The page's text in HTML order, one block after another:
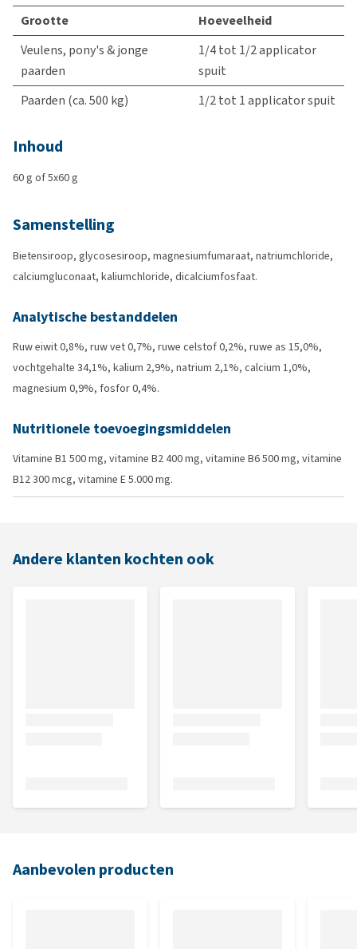
Grootte
Hoeveelheid
Veulens, pony's & jonge
paarden
1/4 tot 1/2 applicator
spuit
Paarden (ca. 500 kg)
1/2 tot 1 applicator spuit
Inhoud
60 g of 5x60 g
Samenstelling
Bietensiroop, glycosesiroop, magnesiumfumaraat, natriumchloride,
calciumgluconaat, kaliumchloride, dicalciumfosfaat.
Analytische bestanddelen
Ruw eiwit 0,8%, ruw vet 0,7%, ruwe celstof 0,2%, ruwe as 15,0%,
vochtgehalte 34,1%, kalium 2,9%, natrium 2,1%, calcium 1,0%,
magnesium 0,9%, fosfor 0,4%.
Nutritionele toevoegingsmiddelen
Vitamine B1 500 mg, vitamine B2 400 mg, vitamine B6 500 mg, vitamine
B12 300 mcg, vitamine E 5.000 mg.
Andere klanten kochten ook
Aanbevolen producten